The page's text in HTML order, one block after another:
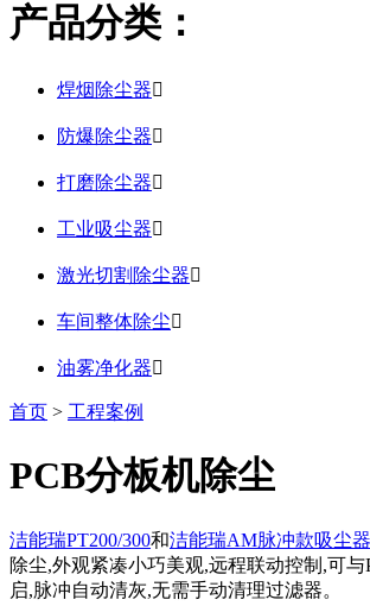
产品分类：
焊烟除尘器
防爆除尘器
打磨除尘器
工业吸尘器
激光切割除尘器
车间整体除尘
油雾净化器
首页 > 工程案例
PCB分板机除尘
洁能瑞PT200/300和洁能瑞AM脉冲款吸尘器
除尘,外观紧凑小巧美观,远程联动控制,可
启,脉冲自动清灰,无需手动清理过滤器。